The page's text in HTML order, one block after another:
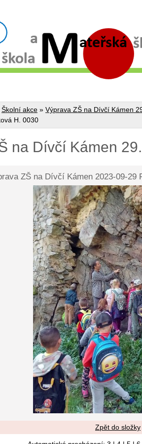
Školní akce » Výprava ZŠ na Dívčí Kámen
H. 0030
na Dívčí Kámen
ZŠ na Dívčí Kámen 2023-09-29
Zpět do složky